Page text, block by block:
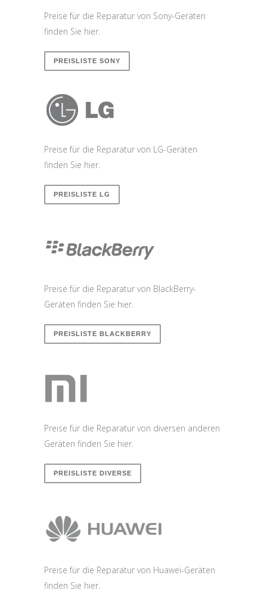
Preise für die Reparatur von Sony-Geräten
finden Sie hier.
PREISLISTE SONY
Preise für die Reparatur von LG-Geräten
finden Sie hier.
PREISLISTE LG
Preise für die Reparatur von BlackBerry-
Geräten finden Sie hier.
PREISLISTE BLACKBERRY
Preise für die Reparatur von diversen anderen
Geräten finden Sie hier.
PREISLISTE DIVERSE
Preise für die Reparatur von Huawei-Geräten
finden Sie hier.